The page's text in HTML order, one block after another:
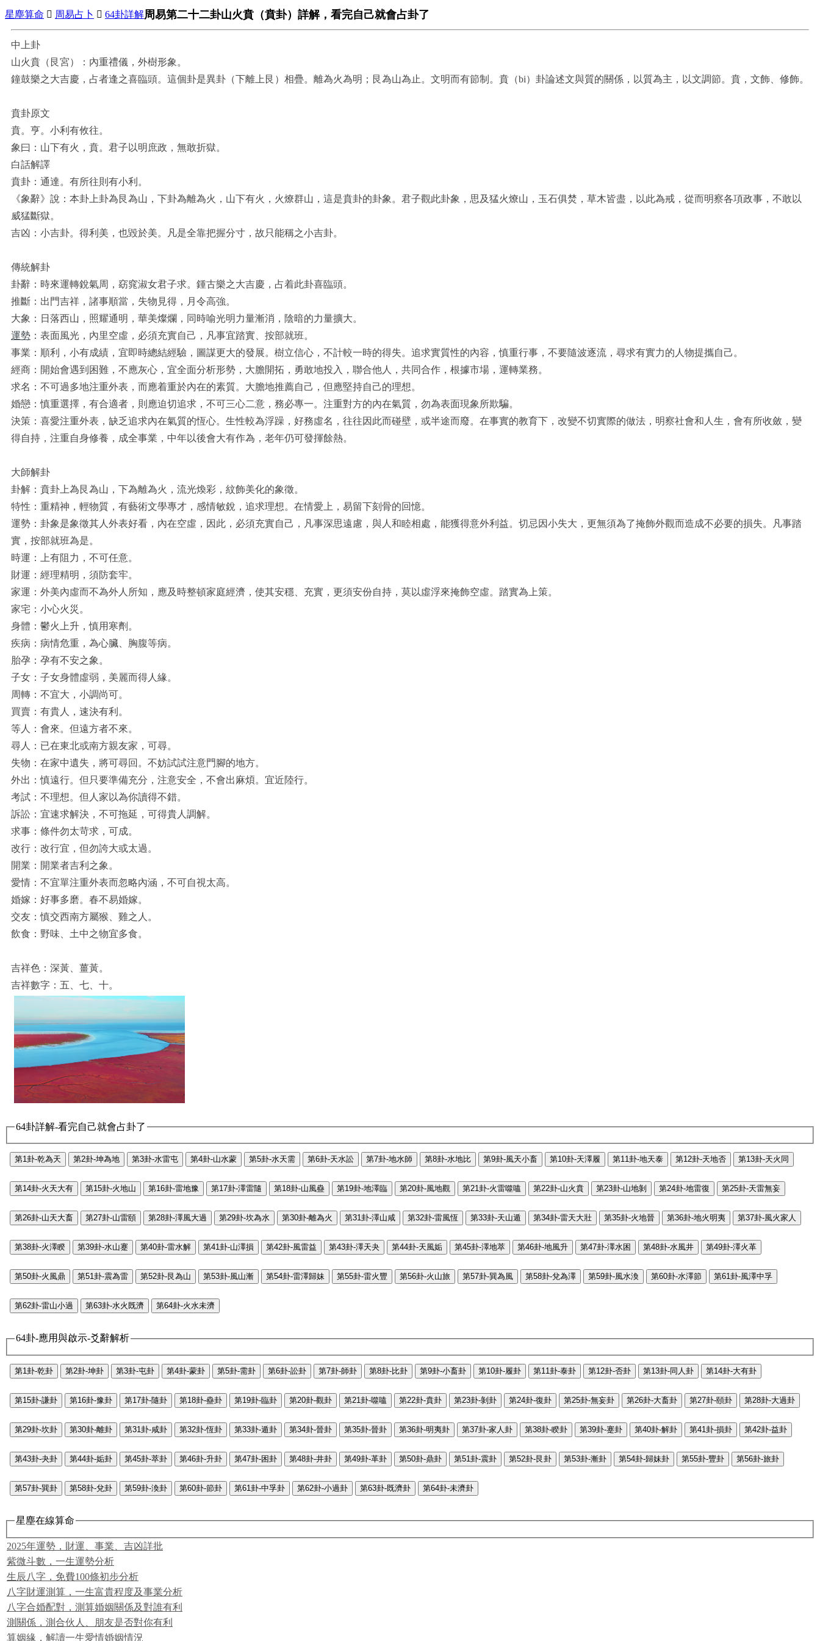
星塵算命  周易占卜  64卦詳解周易第二十二卦山火賁（賁卦）詳解，看完自己就會占卦了
中上卦
山火賁（艮宮）：內重禮儀，外樹形象。
鐘鼓樂之大吉慶，占者逢之喜臨頭。這個卦是異卦（下離上艮）相疊。離為火為明；艮為山為止。文明而有節制。賁（bi）卦論述文與質的關係，以質為主，以文調節。賁，文飾、修飾。
賁卦原文
賁。亨。小利有攸往。
象曰：山下有火，賁。君子以明庶政，無敢折獄。
白話解譯
賁卦：通達。有所往則有小利。
《象辭》說：本卦上卦為艮為山，下卦為離為火，山下有火，火燎群山，這是賁卦的卦象。君子觀此卦象，思及猛火燎山，玉石俱焚，草木皆盡，以此為戒，從而明察各項政事，不敢以
威猛斷獄。
吉凶：小吉卦。得利美，也毀於美。凡是全靠把握分寸，故只能稱之小吉卦。
傳統解卦
卦辭：時來運轉銳氣周，窈窕淑女君子求。鍾古樂之大吉慶，占着此卦喜臨頭。
推斷：出門吉祥，諸事順當，失物見得，月令高強。
大象：日落西山，照耀通明，華美燦爛，同時喻光明力量漸消，陰暗的力量擴大。
運勢 ：表面風光，內里空虛，必須充實自己，凡事宜踏實、按部就班。
事業：順利，小有成績，宜即時總結經驗，圖謀更大的發展。樹立信心，不計較一時的得失。追求實質性的內容，慎重行事，不要隨波逐流，尋求有實力的人物提攜自己。
經商：開始會遇到困難，不應灰心，宜全面分析形勢，大膽開拓，勇敢地投入，聯合他人，共同合作，根據市場，運轉業務。
求名：不可過多地注重外表，而應着重於內在的素質。大膽地推薦自己，但應堅持自己的理想。
婚戀：慎重選擇，有合適者，則應迫切追求，不可三心二意，務必專一。注重對方的內在氣質，勿為表面現象所欺騙。
決策：喜愛注重外表，缺乏追求內在氣質的恆心。生性較為浮躁，好務虛名，往往因此而碰壁，或半途而廢。在事實的教育下，改變不切實際的做法，明察社會和人生，會有所收斂，變
得自持，注重自身修養，成全事業，中年以後會大有作為，老年仍可發揮餘熱。
大師解卦
卦解：賁卦上為艮為山，下為離為火，流光煥彩，紋飾美化的象徵。
特性：重精神，輕物質，有藝術文學專才，感情敏銳，追求理想。在情愛上，易留下刻骨的回憶。
運勢：卦象是象徵其人外表好看，內在空虛，因此，必須充實自己，凡事深思遠慮，與人和睦相處，能獲得意外利益。切忌因小失大，更無須為了掩飾外觀而造成不必要的損失。凡事踏
實，按部就班為是。
時運：上有阻力，不可任意。
財運：經理精明，須防套牢。
家運：外美內虛而不為外人所知，應及時整頓家庭經濟，使其安穩、充實，更須安份自持，莫以虛浮來掩飾空虛。踏實為上策。
家宅：小心火災。
身體：鬱火上升，慎用寒劑。
疾病：病情危重，為心臟、胸腹等病。
胎孕：孕有不安之象。
子女：子女身體虛弱，美麗而得人緣。
周轉：不宜大，小調尚可。
買賣：有貴人，速決有利。
等人：會來。但遠方者不來。
尋人：已在東北或南方親友家，可尋。
失物：在家中遺失，將可尋回。不妨試試注意門腳的地方。
外出：慎遠行。但只要準備充分，注意安全，不會出麻煩。宜近陸行。
考試：不理想。但人家以為你讀得不錯。
訴訟：宜速求解決，不可拖延，可得貴人調解。
求事：條件勿太苛求，可成。
改行：改行宜，但勿誇大或太過。
開業：開業者吉利之象。
愛情：不宜單注重外表而忽略內涵，不可自視太高。
婚嫁：好事多磨。春不易婚嫁。
交友：慎交西南方屬猴、雞之人。
飲食：野味、土中之物宜多食。
吉祥色：深黃、薑黃。
吉祥數字：五、七、十。
64卦詳解-看完自己就會占卦了
第1卦-乾為天 第2卦-坤為地 第3卦-水雷屯 第4卦-山水蒙 第5卦-水天需 第6卦-天水訟 第7卦-地水師 第8卦-水地比 第9卦-風天小畜 第10卦-天澤履 第11卦-地天泰 第12卦-天地否 第13卦-天火同
第14卦-火天大有 第15卦-火地山 第16卦-雷地豫 第17卦-澤雷隨 第18卦-山風蠱 第19卦-地澤臨 第20卦-風地觀 第21卦-火雷噬嗑 第22卦-山火賁 第23卦-山地剝 第24卦-地雷復 第25卦-天雷無妄
第26卦-山天大畜 第27卦-山雷頤 第28卦-澤風大過 第29卦-坎為水 第30卦-離為火 第31卦-澤山咸 第32卦-雷風恆 第33卦-天山遁 第34卦-雷天大壯 第35卦-火地晉 第36卦-地火明夷 第37卦-風火家人
第38卦-火澤睽 第39卦-水山蹇 第40卦-雷水解 第41卦-山澤損 第42卦-風雷益 第43卦-澤天夬 第44卦-天風姤 第45卦-澤地萃 第46卦-地風升 第47卦-澤水困 第48卦-水風井 第49卦-澤火革
第50卦-火風鼎 第51卦-震為雷 第52卦-艮為山 第53卦-風山漸 第54卦-雷澤歸妹 第55卦-雷火豐 第56卦-火山旅 第57卦-巽為風 第58卦-兌為澤 第59卦-風水渙 第60卦-水澤節 第61卦-風澤中孚
第62卦-雷山小過 第63卦-水火既濟 第64卦-火水未濟
64卦-應用與啟示-爻辭解析
第1卦-乾卦 第2卦-坤卦 第3卦-屯卦 第4卦-蒙卦 第5卦-需卦 第6卦-訟卦 第7卦-師卦 第8卦-比卦 第9卦-小畜卦 第10卦-履卦 第11卦-泰卦 第12卦-否卦 第13卦-同人卦 第14卦-大有卦
第15卦-謙卦 第16卦-豫卦 第17卦-隨卦 第18卦-蠱卦 第19卦-臨卦 第20卦-觀卦 第21卦-噬嗑 第22卦-賁卦 第23卦-剝卦 第24卦-復卦 第25卦-無妄卦 第26卦-大畜卦 第27卦-頤卦 第28卦-大過卦
第29卦-坎卦 第30卦-離卦 第31卦-咸卦 第32卦-恆卦 第33卦-遁卦 第34卦-晉卦 第35卦-晉卦 第36卦-明夷卦 第37卦-家人卦 第38卦-睽卦 第39卦-蹇卦 第40卦-解卦 第41卦-損卦 第42卦-益卦
第43卦-夬卦 第44卦-姤卦 第45卦-萃卦 第46卦-升卦 第47卦-困卦 第48卦-井卦 第49卦-革卦 第50卦-鼎卦 第51卦-震卦 第52卦-艮卦 第53卦-漸卦 第54卦-歸妹卦 第55卦-豐卦 第56卦-旅卦
第57卦-巽卦 第58卦-兌卦 第59卦-渙卦 第60卦-節卦 第61卦-中孚卦 第62卦-小過卦 第63卦-既濟卦 第64卦-未濟卦
星塵在線算命
2025年運勢，財運、事業、吉凶詳批
紫微斗數，一生運勢分析
生辰八字，免費100條初步分析
八字財運測算，一生富貴程度及事業分析
八字合婚配對，測算婚姻關係及對誰有利
測關係，測合伙人、朋友是否對你有利
算姻緣，解讀一生愛情婚姻情況